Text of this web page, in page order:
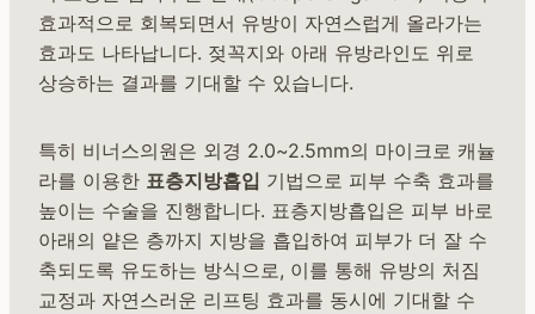
효과적으로 회복되면서 유방이 자연스럽게 올라가는
효과도 나타납니다. 젖꼭지와 아래 유방라인도 위로
상승하는 결과를 기대할 수 있습니다.
특히 비너스의원은 외경 2.0~2.5mm의 마이크로 캐뉼
라를 이용한 표층지방흡입 기법으로 피부 수축 효과를
높이는 수술을 진행합니다. 표층지방흡입은 피부 바로
아래의 얕은 층까지 지방을 흡입하여 피부가 더 잘 수
축되도록 유도하는 방식으로, 이를 통해 유방의 처짐
교정과 자연스러운 리프팅 효과를 동시에 기대할 수